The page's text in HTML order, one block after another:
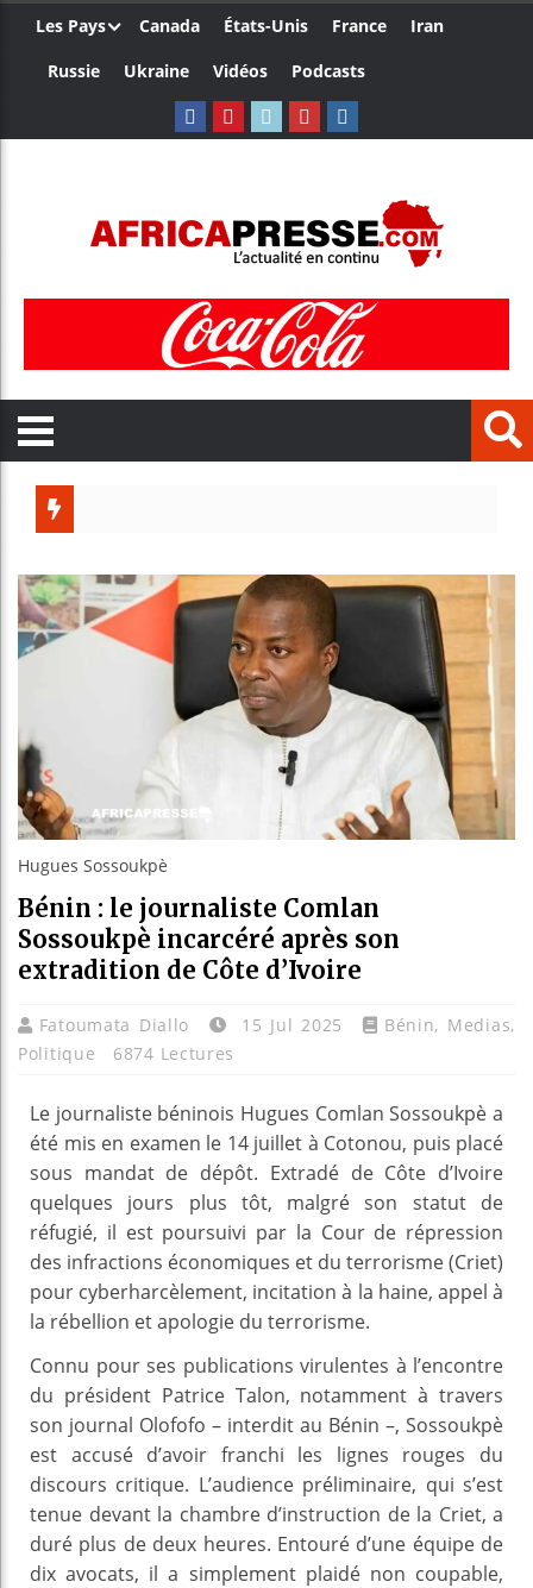
Les Pays Canada États-Unis France
Iran
Russie
Ukraine Vidéos Podcasts
Bénin :
Aliko
Hugues Sossoukpè
Bénin : le journaliste Comlan
Sossoukpè incarcéré après son
extradition de Côte d’Ivoire
Fatoumata Diallo 15 Jul 2025 Bénin, Medias,
Politique
6874 Lectures
Le journaliste béninois Hugues Comlan Sossoukpè a
été mis en examen le 14 juillet à Cotonou, puis placé
sous mandat de dépôt. Extradé de Côte d’Ivoire
quelques jours plus tôt, malgré son statut de
réfugié, il est poursuivi par la Cour de répression
des infractions économiques et du terrorisme (Criet)
pour cyberharcèlement, incitation à la haine, appel à
la rébellion et apologie du terrorisme.
Connu pour ses publications virulentes à l’encontre
du président Patrice Talon, notamment à travers
son journal Olofofo – interdit au Bénin –, Sossoukpè
est accusé d’avoir franchi les lignes rouges du
discours critique. L’audience préliminaire, qui s’est
tenue devant la chambre d’instruction de la Criet, a
duré plus de deux heures. Entouré d’une équipe de
dix avocats, il a simplement plaidé non coupable,